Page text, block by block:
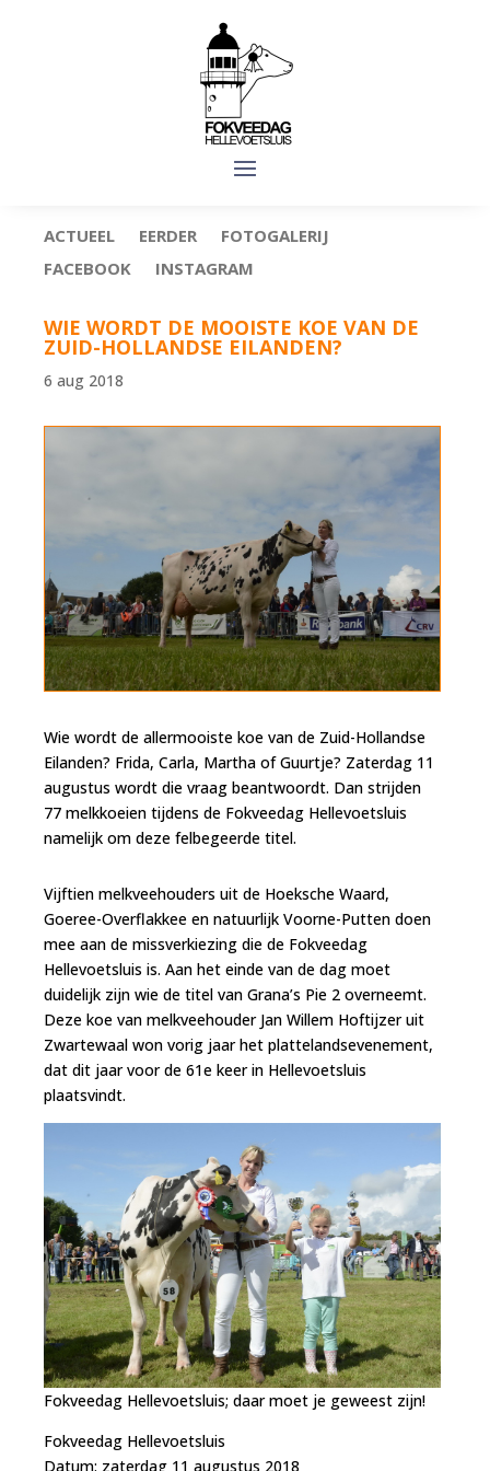
ACTUEEL EERDER
FOTOGALERIJ
FACEBOOK
INSTAGRAM
WIE WORDT DE MOOISTE KOE VAN DE
ZUID-HOLLANDSE EILANDEN?
6 aug 2018
Wie wordt de allermooiste koe van de Zuid-Hollandse
Eilanden? Frida, Carla, Martha of Guurtje? Zaterdag 11
augustus wordt die vraag beantwoordt. Dan strijden
77 melkkoeien tijdens de Fokveedag Hellevoetsluis
namelijk om deze felbegeerde titel.
Vijftien melkveehouders uit de Hoeksche Waard,
Goeree-Overflakkee en natuurlijk Voorne-Putten doen
mee aan de missverkiezing die de Fokveedag
Hellevoetsluis is. Aan het einde van de dag moet
duidelijk zijn wie de titel van Grana’s Pie 2 overneemt.
Deze koe van melkveehouder Jan Willem Hoftijzer uit
Zwartewaal won vorig jaar het plattelandsevenement,
dat dit jaar voor de 61e keer in Hellevoetsluis
plaatsvindt.
Fokveedag Hellevoetsluis; daar moet je geweest zijn!
Fokveedag Hellevoetsluis
Datum: zaterdag 11 augustus 2018